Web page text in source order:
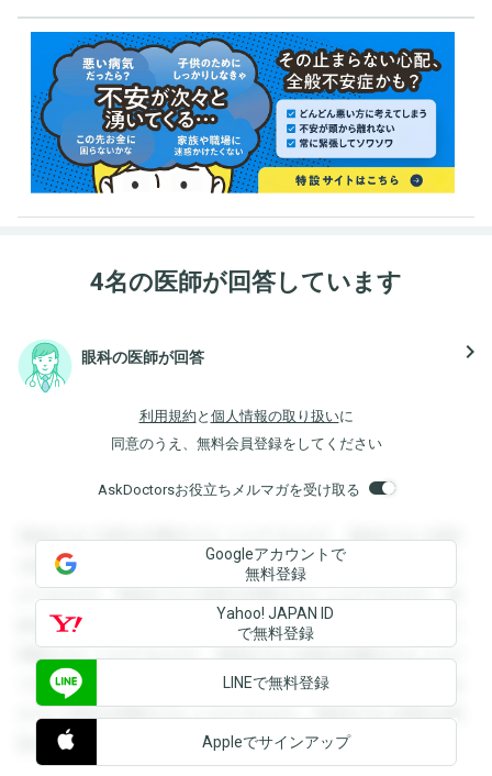
4名の医師が回答しています
眼科の医師が回答 navigate_next
利用規約 と 個人情報の取り扱いに
同意のうえ、無料会員登録をしてください
AskDoctorsお役立ちメルマガを受け取る
登録すると回答を閲覧することができます。登録すると回答
を閲覧することができます。登録すると回答を閲覧すること
ができます。登録すると回答を閲覧することができます。登
録すると回答を閲覧することができます。登録すると回答を
閲覧することができます。登録すると回答を閲覧することが
できます。登録すると回答を閲覧することができます。登録
すると回答を閲覧することができます。登録すると回答を閲
覧することができます。
Googleアカウントで
無料登録
Yahoo! JAPAN ID
で無料登録
LINEで無料登録
Appleでサインアップ